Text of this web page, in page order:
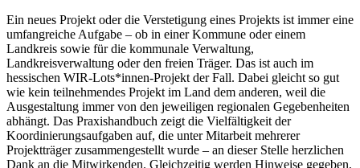
Ein neues Projekt oder die Verstetigung eines Projekts ist immer eine
umfangreiche Aufgabe – ob in einer Kommune oder einem
Landkreis sowie für die kommunale Verwaltung,
Landkreisverwaltung oder den freien Träger. Das ist auch im
hessischen WIR-Lots*innen-Projekt der Fall. Dabei gleicht so gut
wie kein teilnehmendes Projekt im Land dem anderen, weil die
Ausgestaltung immer von den jeweiligen regionalen Gegebenheiten
abhängt. Das Praxishandbuch zeigt die Vielfältigkeit der
Koordinierungsaufgaben auf, die unter Mitarbeit mehrerer
Projektträger zusammengestellt wurde – an dieser Stelle herzlichen
Dank an die Mitwirkenden. Gleichzeitig werden Hinweise gegeben,